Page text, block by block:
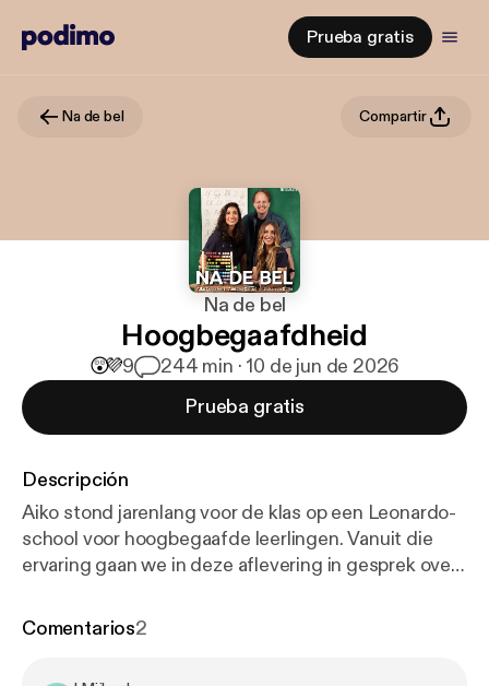
Prueba gratis
Na de bel Compartir
Na de bel
Hoogbegaafdheid
😲💜9 244 min · 10 de jun de 2026
Prueba gratis
Descripción
Aiko stond jarenlang voor de klas op een Leonardo-
school voor hoogbegaafde leerlingen. Vanuit die
ervaring gaan we in deze aflevering in gesprek over
kinderen vaak anders? Hoe is het om als
Comentarios2